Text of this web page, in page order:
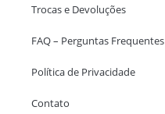
Trocas e Devoluções
FAQ – Perguntas Frequentes
Política de Privacidade
Contato